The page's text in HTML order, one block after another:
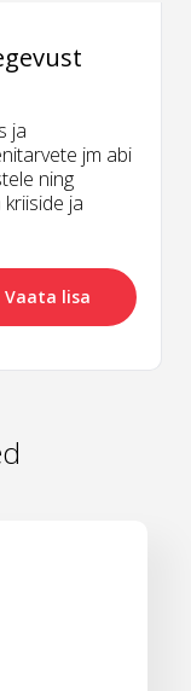
ja
jm abi
ning
ja
Vaata lisa